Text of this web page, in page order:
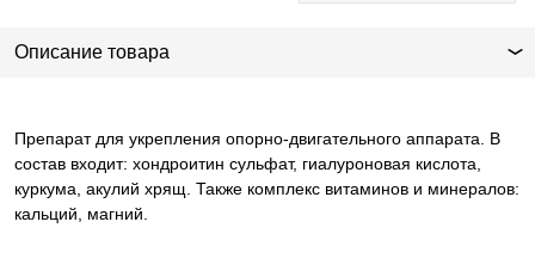
Описание товара
Препарат для укрепления опорно-двигательного аппарата. В
состав входит: хондроитин сульфат, гиалуроновая кислота,
куркума, акулий хрящ. Также комплекс витаминов и минералов:
кальций, магний.